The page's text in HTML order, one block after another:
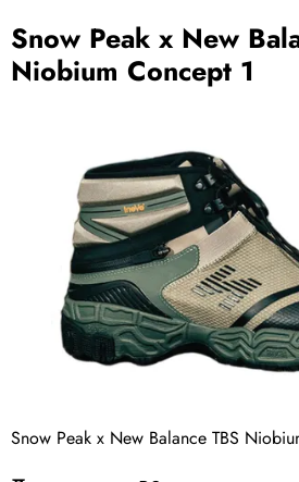
Snow Peak x New
Niobium Concept 1
Snow Peak x New Balance TBS